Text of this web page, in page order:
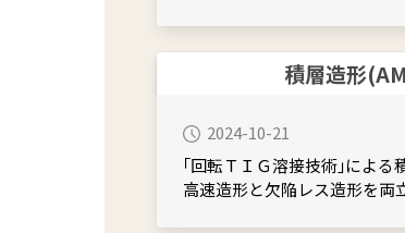
積層造形
2024-10-21
｢回転ＴＩＧ溶接技術｣による
高速造形と欠陥レス造形を両